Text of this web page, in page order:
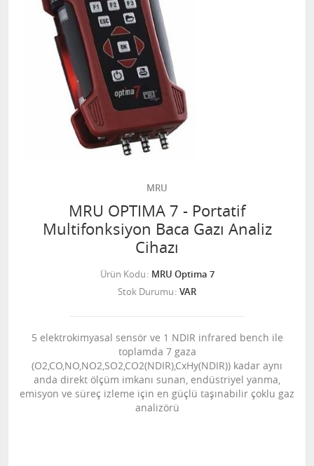
MRU
MRU OPTIMA 7 - Portatif
Multifonksiyon Baca Gazı Analiz
Cihazı
Ürün Kodu MRU Optima 7
Stok Durumu VAR
5 elektrokimyasal sensör ve 1 NDIR infrared bench ile
toplamda 7 gaza
(O2,CO,NO,NO2,SO2,CO2(NDIR),CxHy(NDIR)) kadar aynı
anda direkt ölçüm imkanı sunan, endüstriyel yanma,
emisyon ve süreç izleme için en güçlü taşınabilir çoklu gaz
analizörü